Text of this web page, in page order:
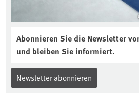
Abonnieren Sie die Newsletter
und bleiben Sie informiert.
Newsletter abonnieren